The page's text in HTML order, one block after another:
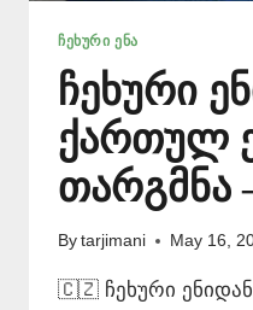
ᲩᲔᲮᲣᲠᲘ ᲔᲜᲐ
ჩეხური
ქართულ
თარგმნა
By tarjimani May 16,
🇨🇿 ჩეხური